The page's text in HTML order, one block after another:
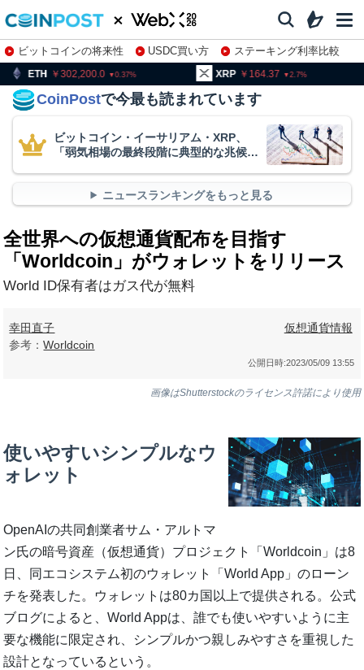
ビットコインの将来性 USDC買い方
ステーキング利率比較
株特集・関連銘柄
302,200.0 0.37 164.37 2.7
CoinPostで今最も読まれています
ビットコイン・イーサリアム・XRP、
「弱気相場の最終段階に典型的な兆候」
ニュースランキングをもっと見る
全世界への仮想通貨配布を目指す
「Worldcoin」がウォレットをリリース
World ID保有者はガス代が無料
幸田直子
参考：Worldcoin
仮想通貨情報
公開日時:2023/05/09 13:55
画像はShutterstockのライセンス許諾により使用
使いやすいシンプルなウ
ォレット
OpenAIの共同創業者サム・アルトマ
ン氏の暗号資産（仮想通貨）プロジェクト「Worldcoin」は8
日、同エコシステム初のウォレット「World App」のローン
チを発表した。ウォレットは80カ国以上で提供される。公式
ブログによると、World Appは、誰でも使いやすいように主
要な機能に限定され、シンプルかつ親しみやすさを重視した
設計となっているという。